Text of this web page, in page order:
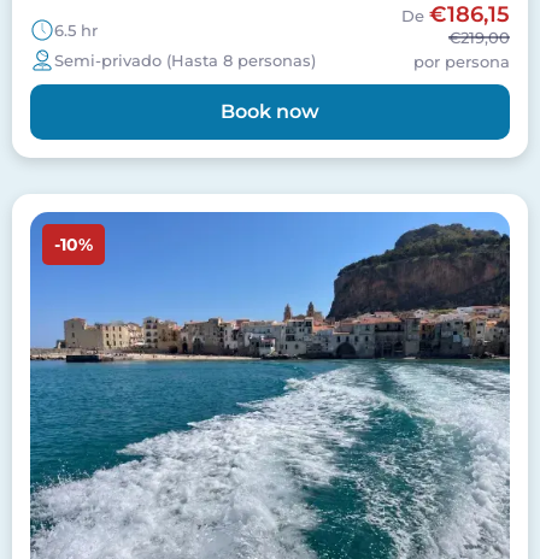
6.5 hr
Semi-privado (Hasta 8 personas)
De €186,15
€219,00
por persona
Book now
Imagen
-10%